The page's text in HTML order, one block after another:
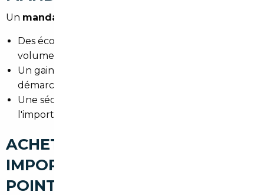
Un mandataire auto Thann
Des économies sur le prix d'achat grâce aux
volumes négociés.
Un gain de temps significatif sur la recherche et les
démarches.
Une sécurisation juridique et administrative pour
l'import.
ACHETER UNE VOITURE
IMPORTÉE À THANN : LES
POINTS DE VIGILANCE (TVA,